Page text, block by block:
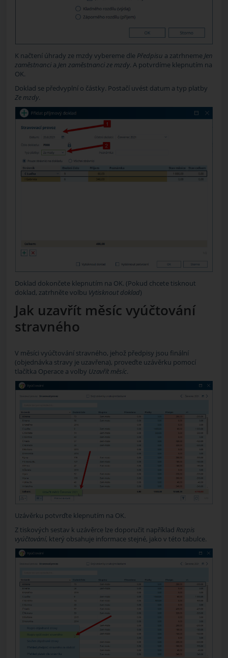
K načtení úhrady ze mzdy vybereme dle Předpisu a zatrhneme Jen
zaměstnanci a Jen zaměstnanci ze mzdy. A potvrdíme klepnutím na
OK.
Doklad se předvyplní o částky. Postačí uvést datum a typ platby
Ze mzdy.
Doklad dokončete klepnutím na OK. (Pokud chcete tisknout
doklad, zatrhněte volbu Vytisknout doklad)
Jak uzavřít měsíc vyúčtování
stravného
V měsíci vyúčtování stravného, jehož předpisy jsou finální
(objednávka stravy je uzavřena), proveďte uzávěrku pomocí
tlačítka Operace a volby Uzavřít měsíc.
Uzávěrku potvrďte klepnutím na OK.
Z tiskových sestav k uzávěrce lze doporučit například Rozpis
vyúčtování, který obsahuje informace stejné, jako v této tabulce.